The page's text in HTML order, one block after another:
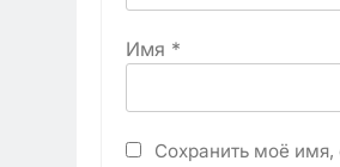
Имя *
Сохранить моё